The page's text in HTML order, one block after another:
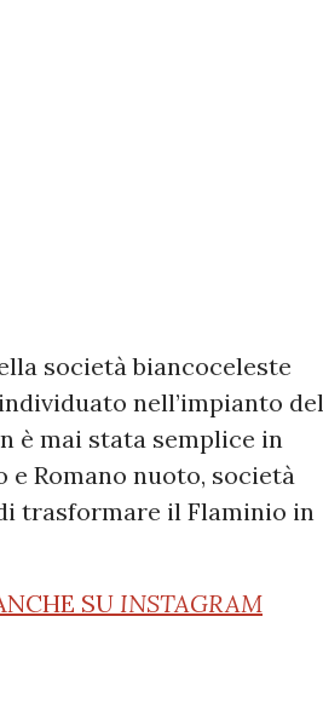
società biancoceleste
nell’impianto del
è mai stata semplice in
Romano nuoto, società
trasformare il Flaminio in
SU INSTAGRAM